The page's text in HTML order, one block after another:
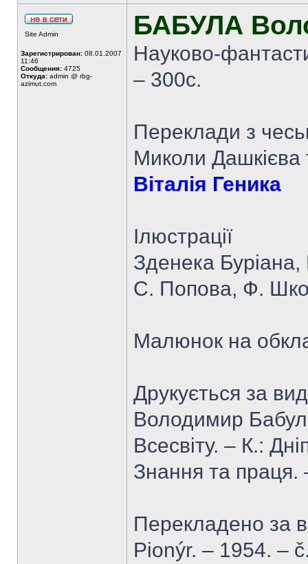
Site Admin
Зарегистрирован: 08.01.2007
11:46
Сообщения: 4725
Откуда: admin @ rbg-
azimut.com
БАБУЛА
Науково-
– 300с.
Переклади з
Миколи
Віталія Геника
Ілюстрації
Зденека
С. Попова, Ф.
Малюнок на
Друкується за
Володимир
Всесвіту. – К.:
Знання та
Перекладено за
Pionýr. – 1954. –